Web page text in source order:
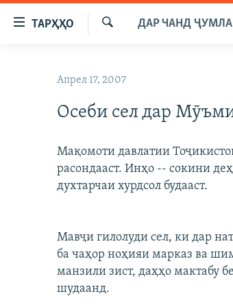
Пайвандҳои
дастрасӣ
ТАРҲҲО
ИҚТИСОД
ОСИЁИ МАРКАЗӢ
МЕҲМОНИ ОЗОДӢ
ВАРЗИШ
ГАПИ ОЗОД
РӮЗГОРИ МУҲОҶИР
ҶАНГ ДАР УКРАИНА
БЛОГИСТОН
ОЗОДӢ ОНЛАЙН
ЧАНДРАСОНАӢ
НИГОРИСТОН
РӮЙХАТҲО
КИТОБҲОИ ОЗОДӢ
ДАР ЧАНД ҶУМЛА
Апрел 17, 2007
Осеби сел дар
Мақомоти давлатии
расондааст. Инҳо -- сокини
духтарчаи хурдсол будааст.
Мавҷи гилолуди сел, ки дар
ба чаҳор ноҳияи марказ ва
манзили зист, даҳҳо мактабу
шудаанд.